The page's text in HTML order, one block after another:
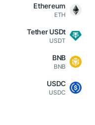
Ethereum
ETH
Tether USDt
USDT
BNB
BNB
USDC
USDC